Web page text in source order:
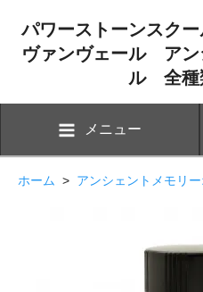
パワーストーンスク
ヴァンヴェール アン
ル 全種
メニュー
ホーム > アンシェントメモリ